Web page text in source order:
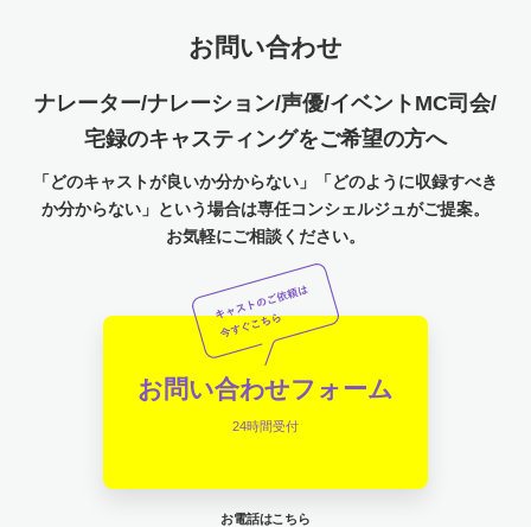
お問い合わせ
ナレーター/ナレーション/声優/イベントMC司会/
宅録のキャスティングをご希望の方へ
「どのキャストが良いか分からない」「どのように収録すべき
か分からない」という場合は専任コンシェルジュがご提案。
お気軽にご相談ください。
お問い合わせフォーム
24時間受付
お電話はこちら